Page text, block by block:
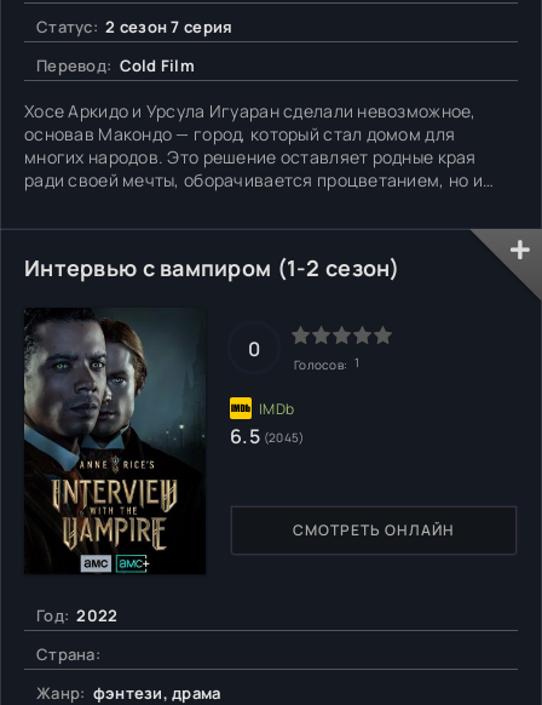
Статус: 2 сезон 7 серия
Перевод: Cold Film
Хосе Аркидо и Урсула Игуаран сделали невозможное,
основав Макондо — город, который стал домом для
многих народов. Это решение оставляет родные края
ради своей мечты, оборачивается процветанием, но и
Мелькиадес, идеи о вселенной вдохновляют Хосе на
поселение: стихи не
Интервью с вампиром (1-2 сезон)
Год: 2022
Страна:
Жанр: фэнтези, драма
СМОТРЕТЬ ОНЛАЙН
0
Голосов: 1
6.5 (2045)